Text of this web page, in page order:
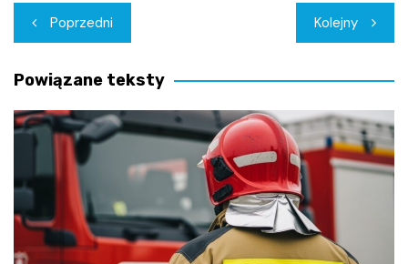
Nawigacja
wpisu
Poprzedni Kolejny
Powiązane teksty